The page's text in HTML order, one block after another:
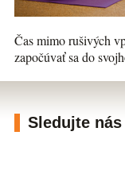
Čas mimo rušivých
započúvať sa do
Sledujte